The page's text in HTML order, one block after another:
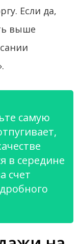
Если да,
выше
самую
в середине
счет